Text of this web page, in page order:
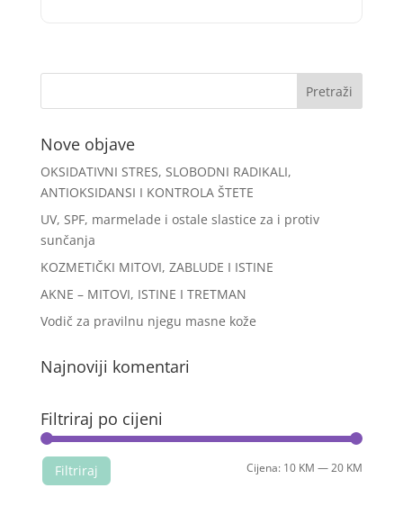
Nove objave
OKSIDATIVNI STRES, SLOBODNI RADIKALI,
ANTIOKSIDANSI I KONTROLA ŠTETE
UV, SPF, marmelade i ostale slastice za i protiv
sunčanja
KOZMETIČKI MITOVI, ZABLUDE I ISTINE
AKNE – MITOVI, ISTINE I TRETMAN
Vodič za pravilnu njegu masne kože
Najnoviji komentari
Filtriraj po cijeni
Filtriraj Cijena: 10 KM —20 KM